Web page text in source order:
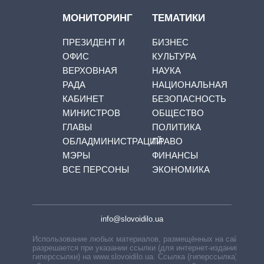
МОНИТОРИНГ
ПРЕЗИДЕНТ И
ОФИС
ВЕРХОВНАЯ
РАДА
КАБИНЕТ
МИНИСТРОВ
ГЛАВЫ
ОБЛАДМИНИСТРАЦИЙ
МЭРЫ
ВСЕ ПЕРСОНЫ
ТЕМАТИКИ
БИЗНЕС
КУЛЬТУРА
НАУКА
НАЦИОНАЛЬНАЯ
БЕЗОПАСНОСТЬ
ОБЩЕСТВО
ПОЛИТИКА
ПРАВО
ФИНАНСЫ
ЭКОНОМИКА
info@slovoidilo.ua
Использование любых материалов, размещённых на сайте,
разрешается при указании ссылки (для интернет-изданий —
гиперссылки) на www.slovoidilo.ua. Ссылка (гиперссылка)